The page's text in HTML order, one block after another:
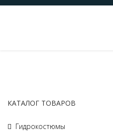
КАТАЛОГ ТОВАРОВ
Гидрокостюмы